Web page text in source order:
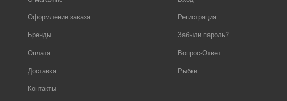
Оформление заказа
Бренды
Оплата
Доставка
Контакты
Регистрация
Забыли пароль?
Вопрос-Ответ
Рыбки